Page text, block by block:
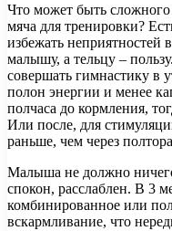
Что может быть
мяча для тренировки?
избежать неприятностей
малышу, а тельцу –
совершать гимнастику в
полон энергии и менее
полчаса до кормления,
Или после, для
раньше, чем через
Малыша не должно
спокон, расслаблен. В 3
комбинированное или
вскармливание, что